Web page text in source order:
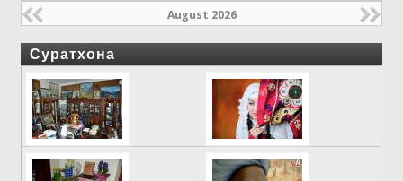
August 2026
Суратхона